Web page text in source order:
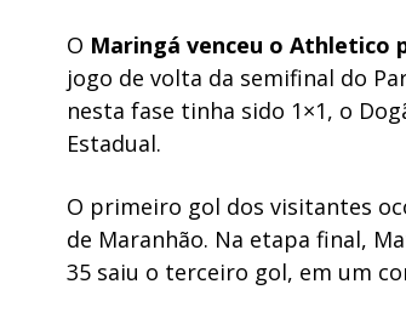
O Maringá venceu o Athletico
jogo de volta da semifinal do
nesta fase tinha sido 1×1, o
Estadual.
O primeiro gol dos visitantes
de Maranhão. Na etapa final,
35 saiu o terceiro gol, em um